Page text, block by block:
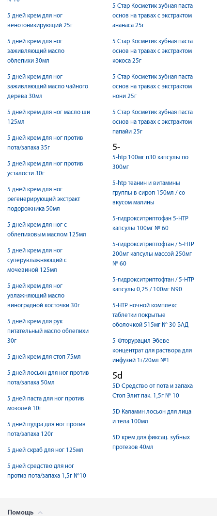
5 дней крем для ног
венотонизирующий 25г
5 дней крем для ног
заживляющий масло
облепихи 30мл
5 дней крем для ног
заживляющий масло чайного
дерева 30мл
5 дней крем для ног масло ши
125мл
5 дней крем для ног против
пота/запаха 35г
5 дней крем для ног против
усталости 30г
5 дней крем для ног
регенерирующий экстракт
подорожника 50мл
5 дней крем для ног с
облепиховым маслом 125мл
5 дней крем для ног
суперувлажняющий с
мочевиной 125мл
5 дней крем для ног
увлажняющий масло
виноградной косточки 30г
5 дней крем для рук
питательный масло облепихи
30г
5 дней крем для стоп 75мл
5 дней лосьон для ног против
пота/запаха 50мл
5 дней паста для ног против
мозолей 10г
5 дней пудра для ног против
пота/запаха 120г
5 дней скраб для ног 125мл
5 дней средство для ног
против пота/запаха 1,5г №10
5 Стар Косметик зубная паста
основ на травах с экстрактом
ананаса 25г
5 Стар Косметик зубная паста
основ на травах с экстрактом
кокоса 25г
5 Стар Косметик зубная паста
основ на травах с экстрактом
нони 25г
5 Стар Косметик зубная паста
основ на травах с экстрактом
папайи 25г
5-
5-htp 100мг n30 капсулы по
300мг
5-htp теанин и витамины
группы в сироп 150мл / со
вкусом малины
5-гидрокситриптофан 5-HTP
капсулы 100мг № 60
5-гидрокситриптофтан / 5-HTP
200мг капсулы массой 250мг
№ 60
5-гидрокситриптофтан / 5-HTP
капсулы 0,25 / 100мг N90
5-НТР ночной комплекс
таблетки покрытые
оболочкой 515мг № 30 БАД
5-Фторурацил-Эбеве
концентрат для раствора для
инфузий 1г/20мл №1
5d
5D Cредство от пота и запаха
Стоп Элит пак. 1,5г № 10
5D Каламин лосьон для лица
и тела 100мл
5D крем для фиксац. зубных
протезов 40мл
Помощь